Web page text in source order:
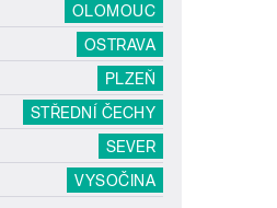
OLOMOUC
OSTRAVA
PLZEŇ
STŘEDNÍ ČECHY
SEVER
VYSOČINA